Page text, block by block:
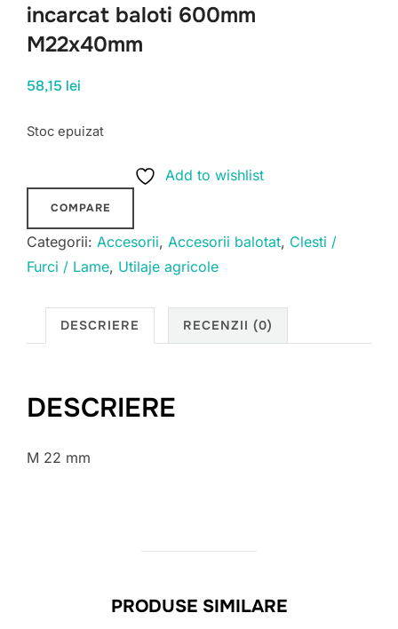
incarcat baloti 600mm
M22x40mm
58,15 lei
Stoc epuizat
Add to wishlist
COMPARE
Categorii: Accesorii, Accesorii balotat, Clesti /
Furci / Lame, Utilaje agricole
DESCRIERE RECENZII (0)
DESCRIERE
M 22 mm
PRODUSE SIMILARE